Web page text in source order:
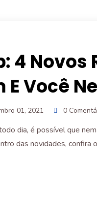
4 Novos
Você
01, 2021 0
dia, é possível que
das novidades,